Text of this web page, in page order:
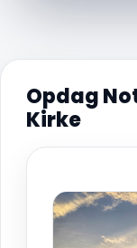
Opdag
Kirke